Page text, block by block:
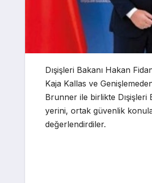
Dışişleri Bakanı Hakan
Kaja Kallas ve
Brunner ile birlikte Dışişleri
yerini, ortak güvenlik
değerlendirdiler.